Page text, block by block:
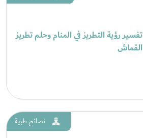
تفسير رؤية التطريز في المنام وحلم تطريز
القماش
نصائح طبية